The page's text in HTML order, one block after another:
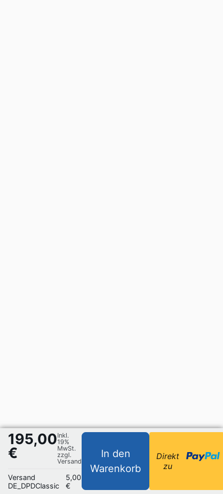
195,00
€
Inkl.
19%
MwSt.
zzgl.
Versand
Versand
DE_DPDClassic
5,00
€
In den
Warenkorb
Direkt
zu